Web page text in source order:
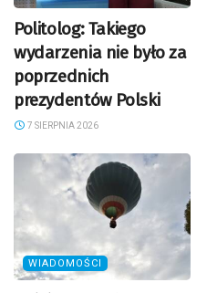
Politolog: Takiego
wydarzenia nie było za
poprzednich
prezydentów Polski
7 SIERPNIA 2026
WIADOMOŚCI